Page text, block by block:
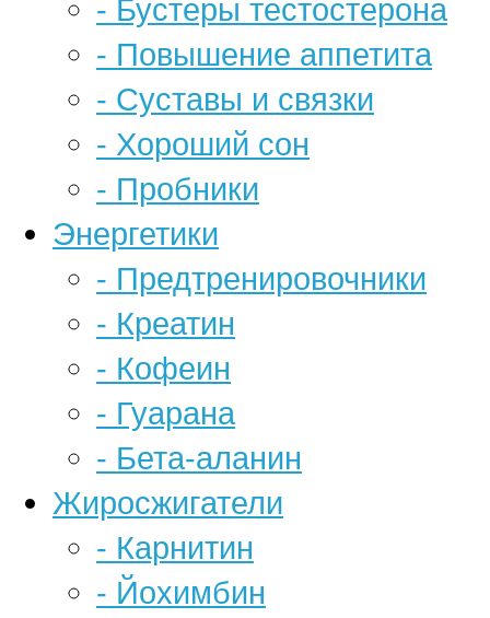
- Бустеры тестостерона
- Повышение аппетита
- Суставы и связки
- Хороший сон
- Пробники
Энергетики
- Предтренировочники
- Креатин
- Кофеин
- Гуарана
- Бета-аланин
Жиросжигатели
- Карнитин
- Йохимбин